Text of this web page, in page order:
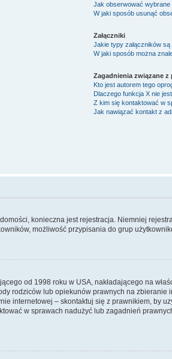
Jak obserwować wybrane
W jaki sposób usunąć
Załączniki
Jakie typy załączników
W jaki sposób można
Zagadnienia związane z
Kto jest autorem tego
Dlaczego funkcja X nie
Z kim się kontaktować w
Jak nawiązać kontakt z
konieczna jest rejestracja. Niemniej
możliwość przypisania do grup
od 1998 roku w USA, nakładającego na
rodziców lub opiekunów prawnych na
internetowej – skontaktuj się z prawnikiem, by
w sprawach nadużyć lub zagadnień